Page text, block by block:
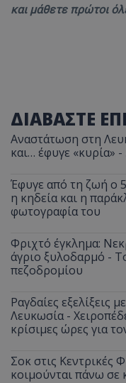
και μάθετε πρώτοι
ΔΙΑΒΑΣΤΕ
Αναστάτωση στη
και… έφυγε «κυρία»
Έφυγε από τη ζωή ο
η κηδεία και η
φωτογραφία του
Φριχτό έγκλημα:
άγριο ξυλοδαρμό -
πεζοδρομίου
Ραγδαίες εξελίξεις
Λευκωσία -
κρίσιμες ώρες για
Σοκ στις Κεντρικές
κοιμούνται πάνω σε